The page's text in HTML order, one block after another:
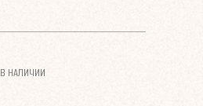
В НАЛИЧИИ